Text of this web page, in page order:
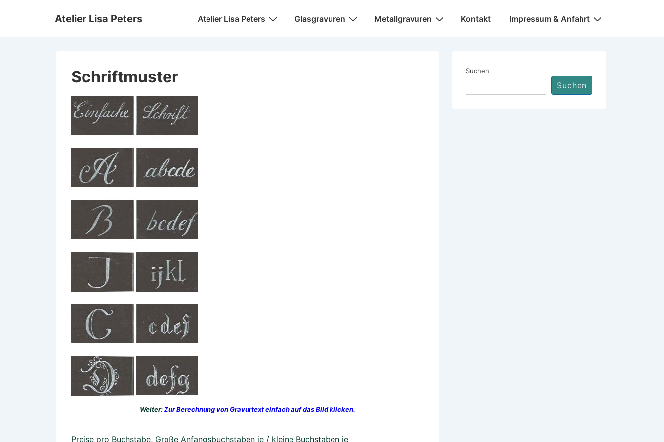
Atelier Lisa Peters Hauptnavigation
Atelier Lisa Peters Glasgravuren Metallgravuren Kontakt Impressum & Anfahrt
Schriftmuster
Weiter:Zur Berechnung von Gravurtext einfach auf das Bild klicken.
Preise pro Buchstabe, Große Anfangsbuchstaben je / kleine Buchstaben je
Suchen
Suchen